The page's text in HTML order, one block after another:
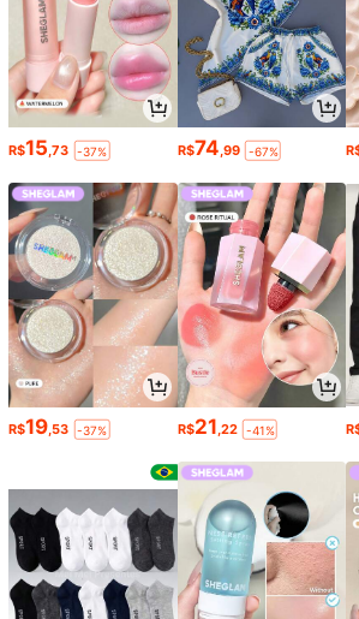
R$15 ,73 -37% R$74 ,99 -67%
R$19,53 -37% R$21,22 -41%